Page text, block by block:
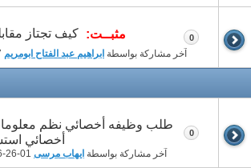
مثبــت: كيف تجتاز
آخر مشاركة بواسطة ابراهيم عبد الفتاح ابومريم
0
طلب وظيفه أخصائي نظم
أخصائي
آخر مشاركة بواسطة ايهاب مرسى
0